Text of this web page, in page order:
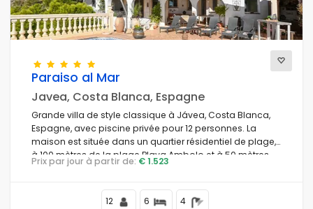
Votre dernière visite
Filtres nettoyantes
Paraiso al Mar
Javea, Costa Blanca, Espagne
Grande villa de style classique à Jávea, Costa Blanca,
Espagne, avec piscine privée pour 12 personnes. La
maison est située dans un quartier résidentiel de plage,
à 100 mètres de la plage Playa Ambolo et à 50 mètres
du Mediterráneo, Jávea.
Prix par jour à partir de: € 1.523
12 6 4